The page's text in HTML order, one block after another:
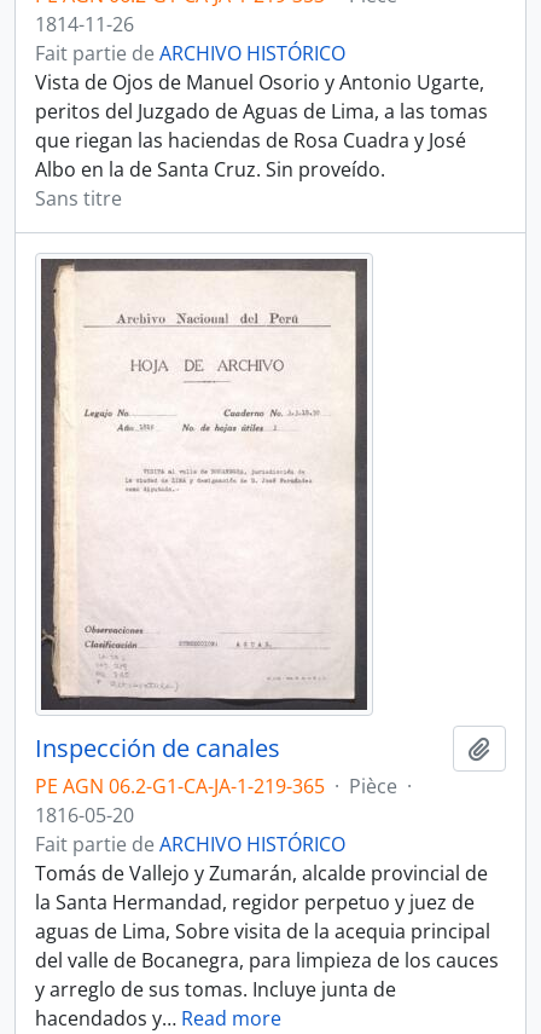
1814-11-26
Fait partie de ARCHIVO HISTÓRICO
Vista de Ojos de Manuel Osorio y Antonio Ugarte,
peritos del Juzgado de Aguas de Lima, a las tomas
que riegan las haciendas de Rosa Cuadra y José
Albo en la de Santa Cruz. Sin proveído.
Sans titre
Inspección de canales
PE AGN 06.2-G1-CA-JA-1-219-365 · Pièce ·
1816-05-20
Fait partie de ARCHIVO HISTÓRICO
Tomás de Vallejo y Zumarán, alcalde provincial de
la Santa Hermandad, regidor perpetuo y juez de
aguas de Lima, Sobre visita de la acequia principal
del valle de Bocanegra, para limpieza de los cauces
y arreglo de sus tomas. Incluye junta de
hacendados y… Read more